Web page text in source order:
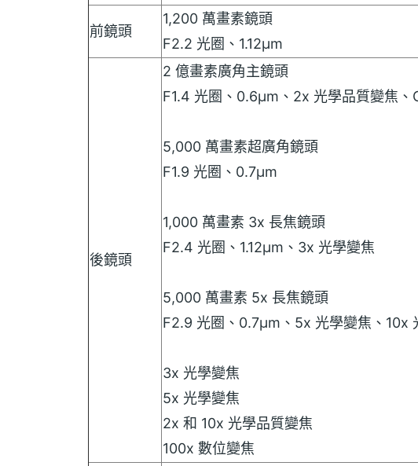
前鏡頭
1,200 萬畫素鏡頭
F2.2 光圈、1.12µm
後鏡頭
2 億畫素廣角主鏡頭
F1.4 光圈、0.6µm、2x 光學品質變焦、
5,000 萬畫素超廣角鏡頭
F1.9 光圈、0.7µm
1,000 萬畫素 3x 長焦鏡頭
F2.4 光圈、1.12µm、3x 光學變焦
5,000 萬畫素 5x 長焦鏡頭
F2.9 光圈、0.7µm、5x 光學變焦、10x
3x 光學變焦
5x 光學變焦
2x 和 10x 光學品質變焦
100x 數位變焦